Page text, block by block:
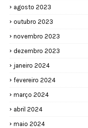
agosto 2023
outubro 2023
novembro 2023
dezembro 2023
janeiro 2024
fevereiro 2024
março 2024
abril 2024
maio 2024